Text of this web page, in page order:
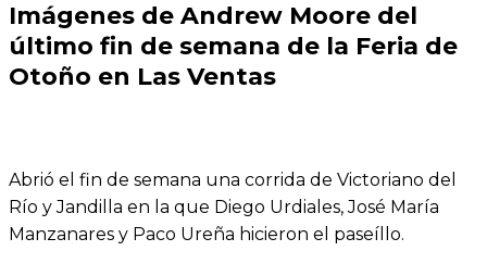
Imágenes de Andrew Moore del
último fin de semana de la Feria de
Otoño en Las Ventas
Abrió el fin de semana una corrida de Victoriano del
Río y Jandilla en la que Diego Urdiales, José María
Manzanares y Paco Ureña hicieron el paseíllo.